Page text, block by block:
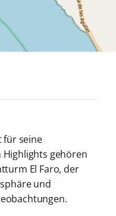
für seine
gehören
El Faro, der
und